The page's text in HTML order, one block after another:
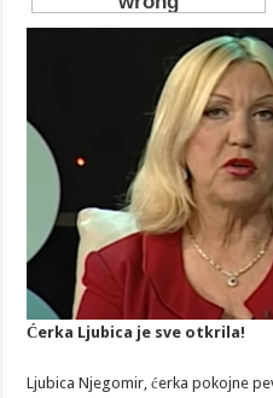
Ćerka Ljubica je sve otkrila!
Ljubica Njegomir, ćerka pokojne